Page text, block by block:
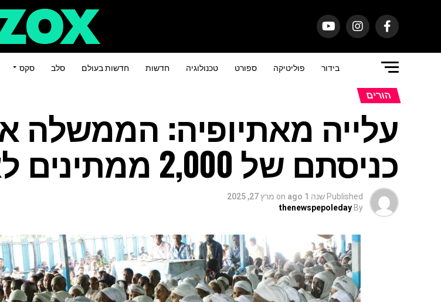
בידור פוליטיקה ספורט טכנולוגיה חדשות חדשות בעולם סלב סקס
הורים
עלייה מאתיופיה: הממשלה
כניסתם של 2,000 ממתינים לארץ
Published שנה 1 ago on מרץ 27, 2025
By
thenewspepoleday